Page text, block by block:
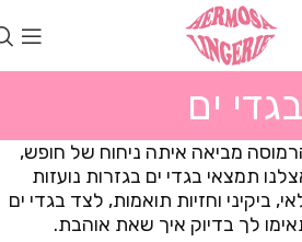
בגדי ים
מביאה איתה ניחוח של חופש,
תמצאי בגדי ים בגזרות נועזות
ביקיני וחזיות תואמות, לצד בגדי ים
לך בדיוק איך שאת אוהבת.